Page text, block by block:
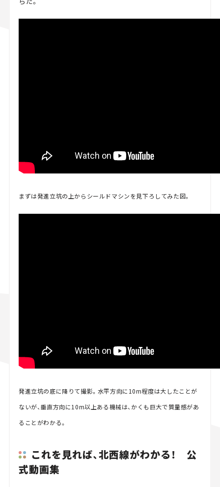
まずは発進立坑の上からシールドマシンを見下ろしてみた図。
発進立坑の底に降りて撮影。水平方向に10m程度は大したことが
ないが、垂直方向に10m以上ある機械は、かくも巨大で質量感があ
ることがわかる。
これを見れば、北西線がわかる！ 公
式動画集